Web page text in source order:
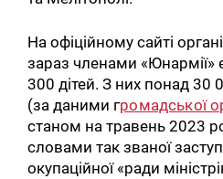
На офіційному сайті
зараз членами «Юнармії»
300 дітей. З них понад 30
(за даними громадської
станом на травень 2023
словами так званої
окупаційної «ради